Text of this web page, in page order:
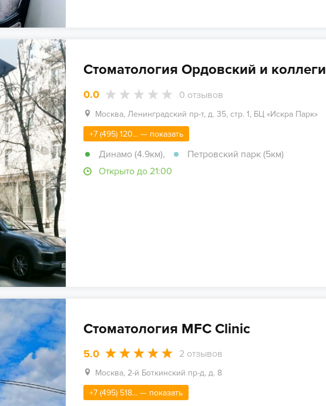
Стоматология Ордовский и коллеги
0.0 0 отзывов
Москва, Ленинградский пр-т, д. 35, стр. 1, БЦ «Искра Парк»
+7 (495) 120... — показать
Динамо (4.9км),
Петровский парк (5км)
Открыто до 21:00
Стоматология MFC Clinic
5.0 2 отзывов
Москва, 2-й Боткинский пр-д, д. 8
+7 (495) 518... — показать